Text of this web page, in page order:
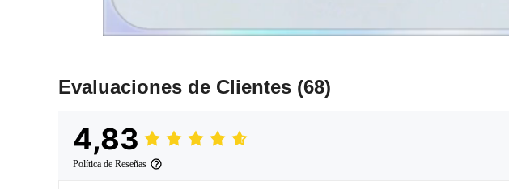
Evaluaciones de Clientes (68)
4,83
Política de Reseñas